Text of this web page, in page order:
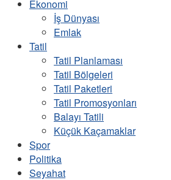
Ekonomi
İş Dünyası
Emlak
Tatil
Tatil Planlaması
Tatil Bölgeleri
Tatil Paketleri
Tatil Promosyonları
Balayı Tatili
Küçük Kaçamaklar
Spor
Politika
Seyahat